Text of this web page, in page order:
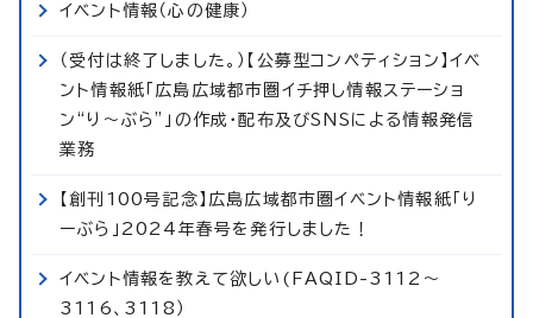
イベント情報（心の健康）
（受付は終了しました。）【公募型コンペティション】イベ
ント情報紙「広島広域都市圏イチ押し情報ステーショ
ン“り～ぶら”」の作成・配布及びSNSによる情報発信
業務
【創刊100号記念】広島広域都市圏イベント情報紙「り
ーぶら」2024年春号を発行しました！
イベント情報を教えて欲しい(FAQID-3112～
3116、3118）